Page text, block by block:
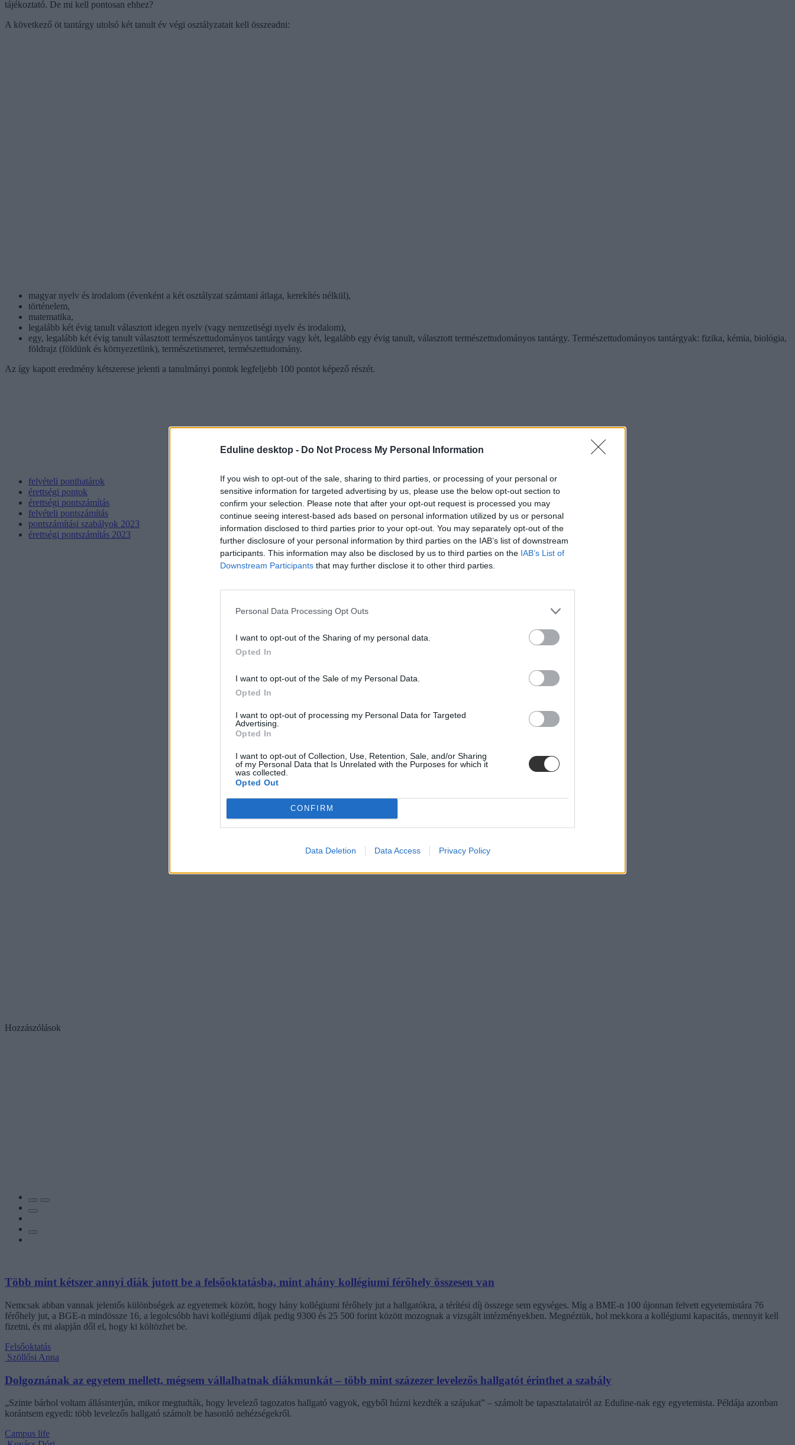
Eduline desktop - Do Not Process My Personal Information
If you wish to opt-out of the sale, sharing to third parties, or processing of your personal or
sensitive information for targeted advertising by us, please use the below opt-out section to
confirm your selection. Please note that after your opt-out request is processed you may
continue seeing interest-based ads based on personal information utilized by us or personal
information disclosed to third parties prior to your opt-out. You may separately opt-out of the
further disclosure of your personal information by third parties on the IAB’s list of downstream
participants. This information may also be disclosed by us to third parties on the IAB’s List of
Downstream Participants that may further disclose it to other third parties.
Personal Data Processing Opt Outs
I want to opt-out of the Sharing of my personal data.
Opted In
I want to opt-out of the Sale of my Personal Data.
Opted In
I want to opt-out of processing my Personal Data for Targeted
Advertising.
Opted In
I want to opt-out of Collection, Use, Retention, Sale, and/or Sharing
of my Personal Data that Is Unrelated with the Purposes for which it
was collected.
Opted Out
CONFIRM
Data Deletion Data Access Privacy Policy
tájékoztató. De mi kell pontosan ehhez?
A következő öt tantárgy utolsó két tanult év végi osztályzatait kell összeadni:
magyar nyelv és irodalom (évenként a két osztályzat számtani átlaga, kerekítés nélkül),
történelem,
matematika,
legalább két évig tanult választott idegen nyelv (vagy nemzetiségi nyelv és irodalom),
egy, legalább két évig tanult választott természettudományos tantárgy vagy két, legalább egy évig tanult, választott természettudományos tantárgy. Természettudományos tantárgyak: fizika, kémia, biológia,
földrajz (földünk és környezetünk), természetismeret, természettudomány.
Az így kapott eredmény kétszerese jelenti a tanulmányi pontok legfeljebb 100 pontot képező részét.
felvételi ponthatárok
érettségi pontok
érettségi pontszámítás
felvételi pontszámítás
pontszámítási szabályok 2023
érettségi pontszámítás 2023
Hozzászólások
Több mint kétszer annyi diák jutott be a felsőoktatásba, mint ahány kollégiumi férőhely összesen van
Nemcsak abban vannak jelentős különbségek az egyetemek között, hogy hány kollégiumi férőhely jut a hallgatókra, a térítési díj összege sem egységes. Míg a BME-n 100 újonnan felvett egyetemistára 76
férőhely jut, a BGE-n mindössze 16, a legolcsóbb havi kollégiumi díjak pedig 9300 és 25 500 forint között mozognak a vizsgált intézményekben. Megnéztük, hol mekkora a kollégiumi kapacitás, mennyit kell
fizetni, és mi alapján dől el, hogy ki költözhet be.
Felsőoktatás
Szöllősi Anna
Dolgoznának az egyetem mellett, mégsem vállalhatnak diákmunkát – több mint százezer levelezős hallgatót érinthet a szabály
„Szinte bárhol voltam állásinterjún, mikor megtudták, hogy levelező tagozatos hallgató vagyok, egyből húzni kezdték a szájukat” – számolt be tapasztalatairól az Eduline-nak egy egyetemista. Példája azonban
korántsem egyedi: több levelezős hallgató számolt be hasonló nehézségekről.
Campus life